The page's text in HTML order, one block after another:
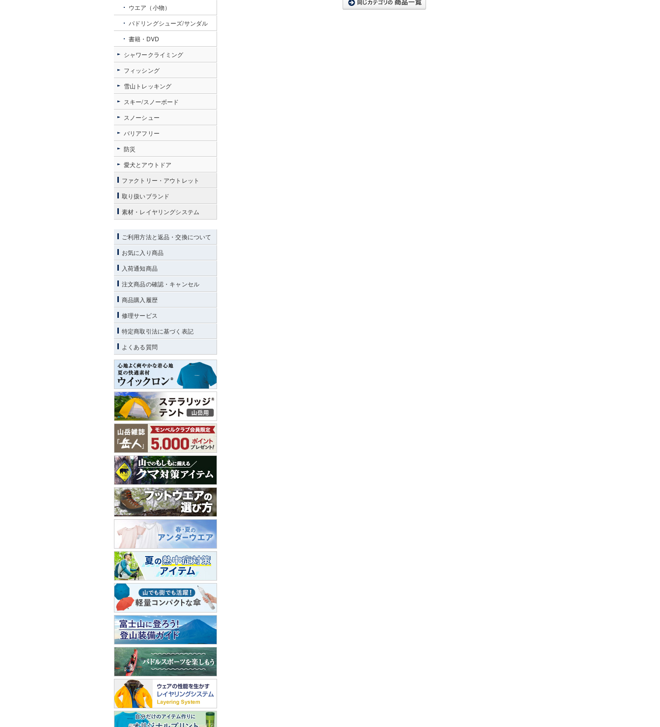
ウエア（小物）
パドリングシューズ/サンダル
書籍・DVD
シャワークライミング
フィッシング
雪山トレッキング
スキー/スノーボード
スノーシュー
バリアフリー
防災
愛犬とアウトドア
ファクトリー・アウトレット
取り扱いブランド
素材・レイヤリングシステム
ご利用方法と返品・交換について
お気に入り商品
入荷通知商品
注文商品の確認・キャンセル
商品購入履歴
修理サービス
特定商取引法に基づく表記
よくある質問